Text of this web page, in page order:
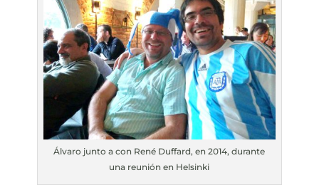
Álvaro junto a con René Duffard, en 2014, durante
una reunión en Helsinki